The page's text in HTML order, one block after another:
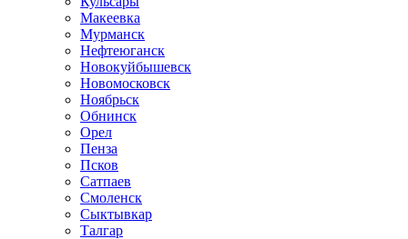
Макеевка
Мурманск
Нефтеюганск
Новокуйбышевск
Новомосковск
Ноябрьск
Обнинск
Орел
Пенза
Псков
Сатпаев
Смоленск
Сыктывкар
Талгар